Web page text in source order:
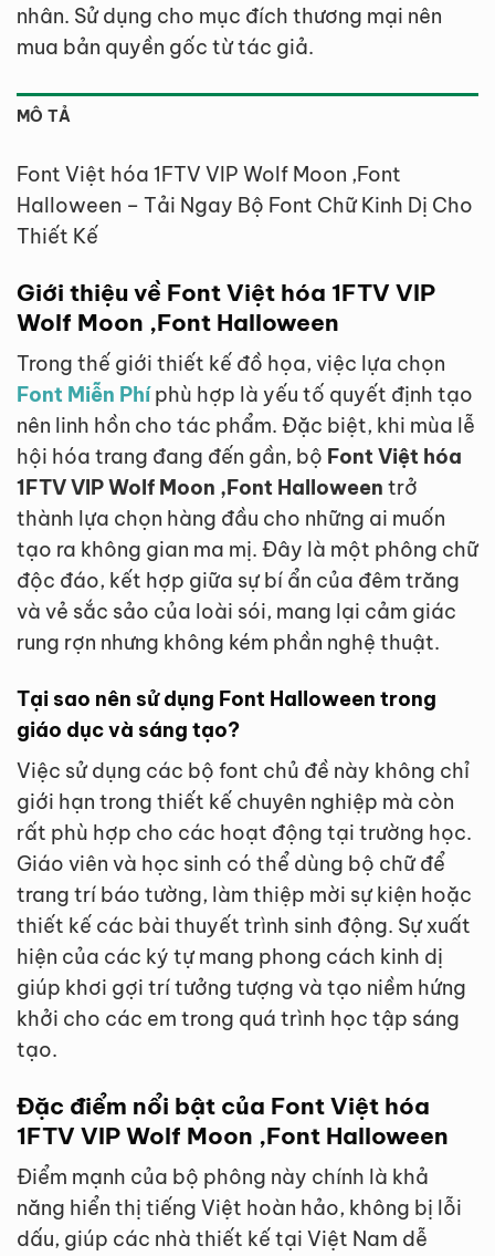
nhân. Sử dụng cho mục đích thương mại nên
mua bản quyền gốc từ tác giả.
MÔ TẢ
Font Việt hóa 1FTV VIP Wolf Moon ,Font
Halloween – Tải Ngay Bộ Font Chữ Kinh Dị Cho
Thiết Kế
Giới thiệu về Font Việt hóa 1FTV VIP
Wolf Moon ,Font Halloween
Trong thế giới thiết kế đồ họa, việc lựa chọn
Font Miễn Phíphù hợp là yếu tố quyết định tạo
nên linh hồn cho tác phẩm. Đặc biệt, khi mùa lễ
hội hóa trang đang đến gần, bộ Font Việt hóa
1FTV VIP Wolf Moon ,Font Halloween trở
thành lựa chọn hàng đầu cho những ai muốn
tạo ra không gian ma mị. Đây là một phông chữ
độc đáo, kết hợp giữa sự bí ẩn của đêm trăng
và vẻ sắc sảo của loài sói, mang lại cảm giác
rung rợn nhưng không kém phần nghệ thuật.
Tại sao nên sử dụng Font Halloween trong
giáo dục và sáng tạo?
Việc sử dụng các bộ font chủ đề này không chỉ
giới hạn trong thiết kế chuyên nghiệp mà còn
rất phù hợp cho các hoạt động tại trường học.
Giáo viên và học sinh có thể dùng bộ chữ để
trang trí báo tường, làm thiệp mời sự kiện hoặc
thiết kế các bài thuyết trình sinh động. Sự xuất
hiện của các ký tự mang phong cách kinh dị
giúp khơi gợi trí tưởng tượng và tạo niềm hứng
khởi cho các em trong quá trình học tập sáng
tạo.
Đặc điểm nổi bật của Font Việt hóa
1FTV VIP Wolf Moon ,Font Halloween
Điểm mạnh của bộ phông này chính là khả
năng hiển thị tiếng Việt hoàn hảo, không bị lỗi
dấu, giúp các nhà thiết kế tại Việt Nam dễ